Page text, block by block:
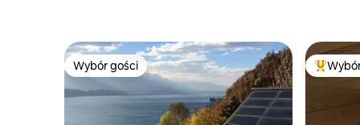
Wybór gości
Wybór gości